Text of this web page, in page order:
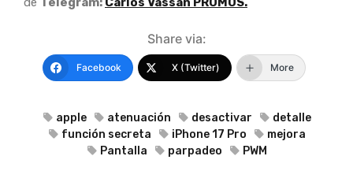
Share via:
Facebook X (Twitter) More
apple atenuación desactivar
detalle
función secreta
iPhone 17 Pro
mejora
Pantalla
parpadeo PWM